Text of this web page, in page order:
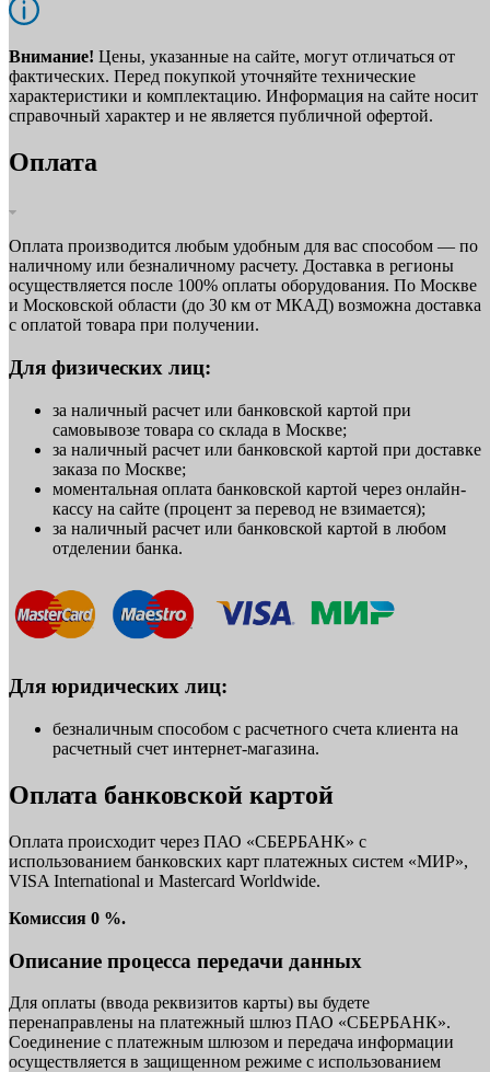
Внимание! Цены, указанные на сайте, могут отличаться от
фактических. Перед покупкой уточняйте технические
характеристики и комплектацию. Информация на сайте носит
справочный характер и не является публичной офертой.
Оплата
Оплата производится любым удобным для вас способом — по
наличному или безналичному расчету. Доставка в регионы
осуществляется после 100% оплаты оборудования. По Москве
и Московской области (до 30 км от МКАД) возможна доставка
с оплатой товара при получении.
Для физических лиц:
за наличный расчет или банковской картой при
самовывозе товара со склада в Москве;
за наличный расчет или банковской картой при доставке
заказа по Москве;
моментальная оплата банковской картой через онлайн-
кассу на сайте (процент за перевод не взимается);
за наличный расчет или банковской картой в любом
отделении банка.
Для юридических лиц:
безналичным способом с расчетного счета клиента на
расчетный счет интернет-магазина.
Оплата банковской картой
Оплата происходит через ПАО «СБЕРБАНК» с
использованием банковских карт платежных систем «МИР»,
VISA International и Mastercard Worldwide.
Комиссия 0 %.
Описание процесса передачи данных
Для оплаты (ввода реквизитов карты) вы будете
перенаправлены на платежный шлюз ПАО «СБЕРБАНК».
Соединение с платежным шлюзом и передача информации
осуществляется в защищенном режиме с использованием